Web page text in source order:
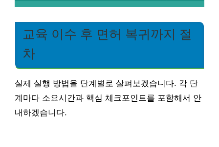
교육 이수 후 면허 복귀까지 절
차
실제 실행 방법을 단계별로 살펴보겠습니다. 각 단
계마다 소요시간과 핵심 체크포인트를 포함해서 안
내하겠습니다.